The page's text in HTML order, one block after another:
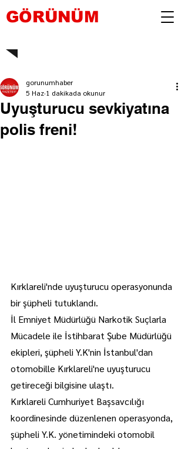
GÖRÜNÜM
Uyuşturucu sevkiyatına
polis freni!
gorunumhaber
5 Haz 1 dakikada okunur
Kırklareli'nde uyuşturucu operasyonunda
bir şüpheli tutuklandı.
İl Emniyet Müdürlüğü Narkotik Suçlarla
Mücadele ile İstihbarat Şube Müdürlüğü
ekipleri, şüpheli Y.K'nin İstanbul'dan
otomobille Kırklareli'ne uyuşturucu
getireceği bilgisine ulaştı.
Kırklareli Cumhuriyet Başsavcılığı
koordinesinde düzenlenen operasyonda,
şüpheli Y.K. yönetimindeki otomobil